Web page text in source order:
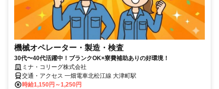
機械オペレーター・製造・検査
30代〜40代活躍中！ブランクOK×寮費補助ありの好環境！
ミナ・コリーグ株式会社
交通・アクセス 一畑電車北松江線 大津町駅
時給1,150円～1,250円